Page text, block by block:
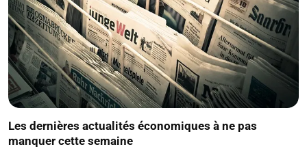
Les dernières actualités économiques à ne pas
manquer cette semaine